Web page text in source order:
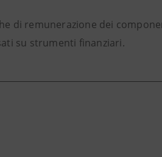
di remunerazione dei
su strumenti finanziari.